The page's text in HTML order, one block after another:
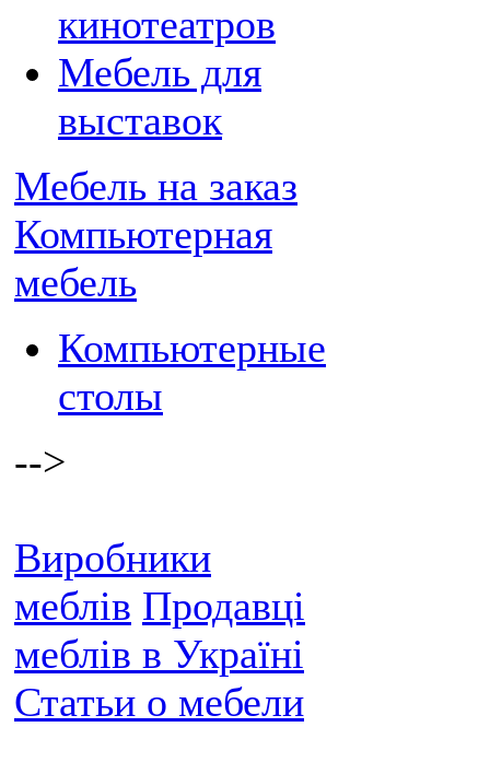
кинотеатров
Мебель для
выставок
Мебель на заказ
Компьютерная
мебель
Компьютерные
столы
-->
Виробники
меблів Продавці
меблів в Україні
Статьи о мебели